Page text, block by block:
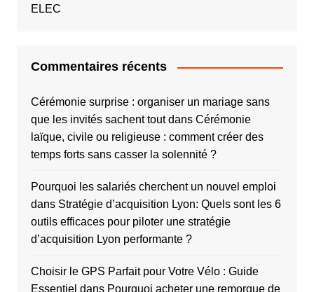
ELEC
Commentaires récents
Cérémonie surprise : organiser un mariage sans
que les invités sachent toutdans Cérémonie
laïque, civile ou religieuse : comment créer des
temps forts sans casser la solennité ?
Pourquoi les salariés cherchent un nouvel emploi
dans Stratégie d’acquisition Lyon: Quels sont les 6
outils efficaces pour piloter une stratégie
d’acquisition Lyon performante ?
Choisir le GPS Parfait pour Votre Vélo : Guide
Essentiel dans Pourquoi acheter une remorque de